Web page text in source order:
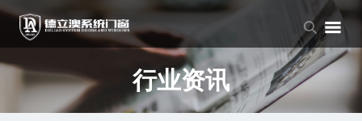
品牌中心
品牌介绍
企业文化
产品中心
窗系列
门系列
新闻中心
公司新闻
行业资讯
行业资讯